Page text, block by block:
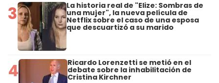
3 La historia real de "Elize: Sombras de
una mujer", la nueva película de
Netflix sobre el caso de una esposa
que descuartizó a su marido
4 Ricardo Lorenzetti se metió en el
debate sobre la inhabilitación de
Cristina Kirchner